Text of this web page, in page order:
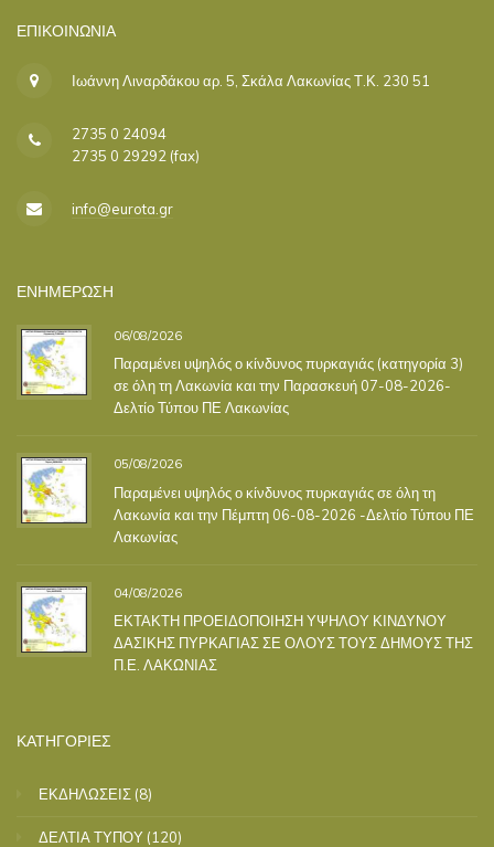
ΕΠΙΚΟΙΝΩΝΊΑ
Ιωάννη Λιναρδάκου αρ. 5, Σκάλα Λακωνίας Τ.Κ. 230 51
2735 0 24094
2735 0 29292 (fax)
info@eurota.gr
ΕΝΗΜΕΡΩΣΗ
06/08/2026
Παραμένει υψηλός ο κίνδυνος πυρκαγιάς (κατηγορία 3)
σε όλη τη Λακωνία και την Παρασκευή 07-08-2026-
Δελτίο Τύπου ΠΕ Λακωνίας
05/08/2026
Παραμένει υψηλός ο κίνδυνος πυρκαγιάς σε όλη τη
Λακωνία και την Πέμπτη 06-08-2026 -Δελτίο Τύπου ΠΕ
Λακωνίας
04/08/2026
ΕΚΤΑΚΤΗ ΠΡΟΕΙΔΟΠΟΙΗΣΗ ΥΨΗΛΟΥ ΚΙΝΔΥΝΟΥ
ΔΑΣΙΚΗΣ ΠΥΡΚΑΓΙΑΣ ΣΕ ΟΛΟΥΣ ΤΟΥΣ ΔΗΜΟΥΣ ΤΗΣ
Π.Ε. ΛΑΚΩΝΙΑΣ
ΚΑΤΗΓΟΡΙΕΣ
ΕΚΔΗΛΩΣΕΙΣ (8)
ΔΕΛΤΙΑ ΤΥΠΟΥ (120)